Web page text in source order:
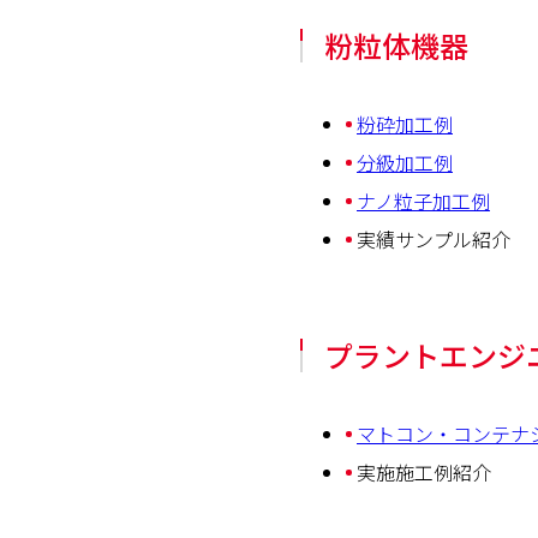
粉粒体機器
粉砕加工例
分級加工例
ナノ粒子加工例
実績サンプル紹介
プラントエンジ
マトコン・コンテナ
実施施工例紹介